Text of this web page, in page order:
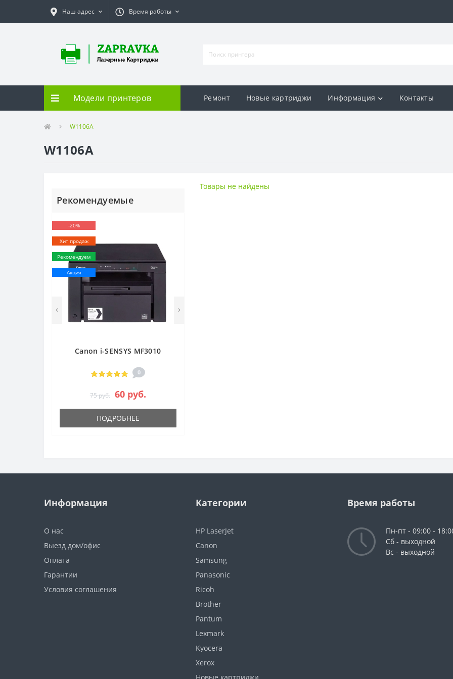
Наш адрес Время работы
Модели принтеров Ремонт Новые картриджи Информация Контакты
W1106A
W1106A
Рекомендуемые
-20%
Хит продаж
Рекомендуем
Акция
Canon i-SENSYS MF3010
0
75 руб. 60 руб.
ПОДРОБНЕЕ
Товары не найдены
Информация
О нас
Выезд дом/офис
Оплата
Гарантии
Условия соглашения
Категории
HP LaserJet
Canon
Samsung
Panasonic
Ricoh
Brother
Pantum
Lexmark
Kyocera
Xerox
Время работы
Пн-пт - 09:00 -
Сб - выходной
Вс - выходной